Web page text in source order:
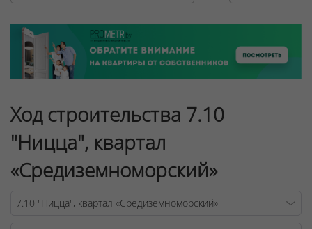
Ход строительства 7.10
"Ницца", квартал
«Средиземноморский»